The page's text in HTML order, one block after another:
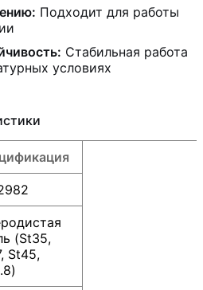
Подходит для работы
Стабильная работа
условиях
(St35,
St45,